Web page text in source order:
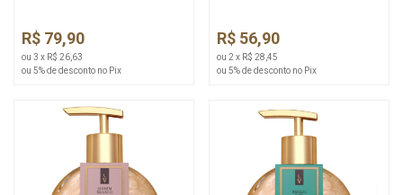
R$ 79,90
ou 3 x R$ 26,63
ou 5% de desconto no Pix
R$ 56,90
ou 2 x R$ 28,45
ou 5% de desconto no Pix